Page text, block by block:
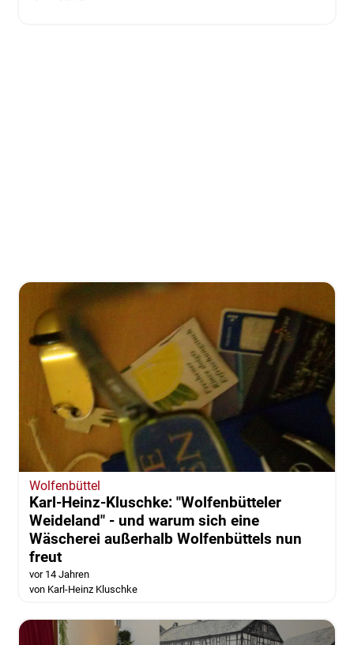
Wolfenbüttel
Karl-Heinz-Kluschke: "Wolfenbütteler
Weideland" - und warum sich eine
Wäscherei außerhalb Wolfenbüttels nun
freut
vor 14 Jahren
von Karl-Heinz Kluschke